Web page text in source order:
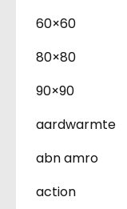
60×60
80×80
90×90
aardwarmte
abn amro
action